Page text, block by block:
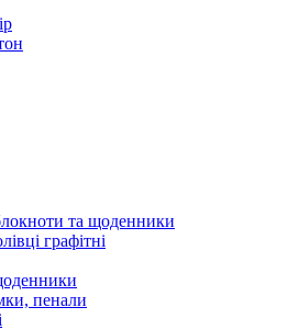
та щоденники
графітні
пенали